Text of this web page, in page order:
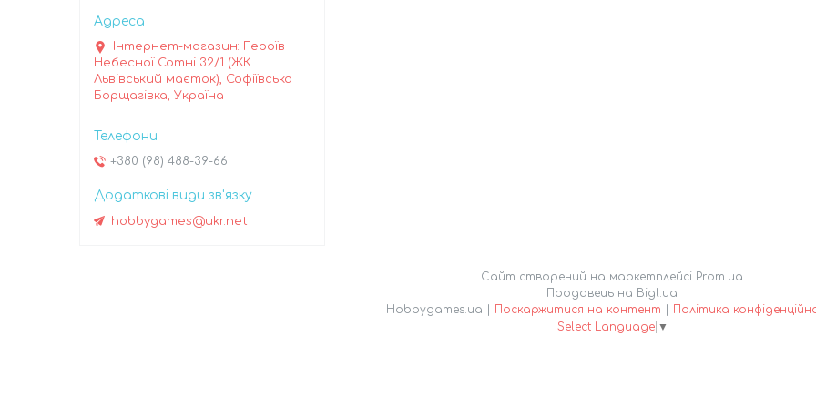
Інтернет-магазин: Героїв
Небесної Сотні 32/1 (ЖК
Львівський маєток), Софіївська
Борщагівка, Україна
+380 (98) 488-39-66
hobbygames@ukr.net
Сайт створений на маркетплейсі Prom.ua
Продавець на Bigl.ua
Поскаржитися на контент
Політика
Select Language ▼